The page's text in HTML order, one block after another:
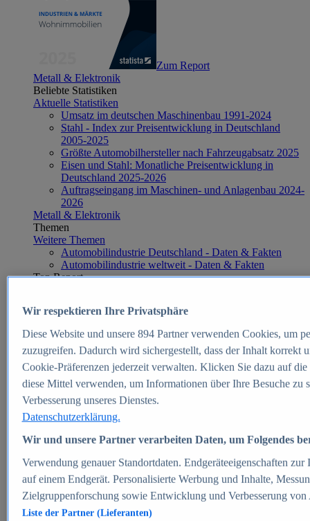
Zum Report
Metall & Elektronik
Beliebte Statistiken
Aktuelle Statistiken
Umsatz im deutschen Maschinenbau 1991-2024
Stahl - Index zur Preisentwicklung in Deutschland
2005-2025
Größte Automobilhersteller nach Fahrzeugabsatz 2025
Eisen und Stahl: Monatliche Preisentwicklung in
Deutschland 2025-2026
Auftragseingang im Maschinen- und Anlagenbau 2024-
2026
Metall & Elektronik
Themen
Weitere Themen
Automobilindustrie Deutschland - Daten & Fakten
Automobilindustrie weltweit - Daten & Fakten
Top Report
Zum Report
E-commerce
Beliebte Statistiken
Aktuelle Statistiken
E-Commerce - Entwicklung des Umsatzes in
Deutschland 1999-2025
Umsatz von Amazon in Deutschland und weltweit
2010-2025
B2C-E-Commerce: Top-50 Online Shops in
Deutschland 2024
Marktanteile von Online-Zahlungsverfahren in
Deutschland 2024
Umsatzstarke Warengruppen im Online-Handel in
Deutschland 2023-2025
Wir respektieren Ihre Privatsphäre
Diese Website und unsere 894Partner verwenden Cookies, um
zuzugreifen. Dadurch wird sichergestellt, dass der Inhalt korrekt
Cookie-Präferenzen jederzeit verwalten. Klicken Sie dazu auf
diese Mittel verwenden, um Informationen über Ihre Besuche
Verbesserung unseres Dienstes.
Datenschutzerklärung.
Wir und unsere Partner verarbeiten Daten, um Folgendes
Verwendung genauer Standortdaten. Endgeräteeigenschaften
auf einem Endgerät. Personalisierte Werbung und Inhalte,
Zielgruppenforschung sowie Entwicklung und Verbesserung von
Liste der Partner (Lieferanten)